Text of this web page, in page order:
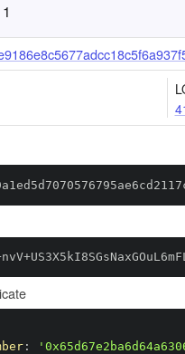
1
: